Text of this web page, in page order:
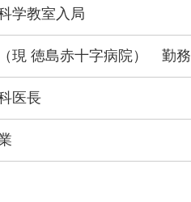
学教室入局
現 徳島赤十字病院） 勤務
医長